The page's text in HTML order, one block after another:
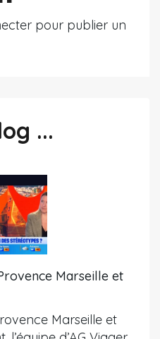
pour publier un
...
Marseille et
Marseille et